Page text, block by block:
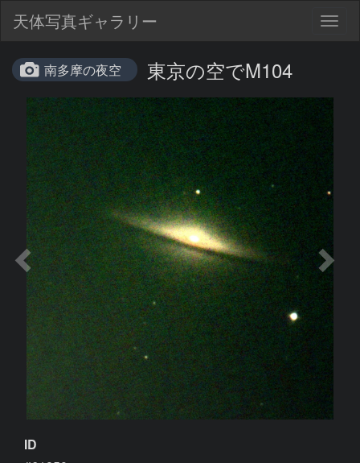
天体写真ギャラリー
南多摩の夜空 東京の空でM104
ID